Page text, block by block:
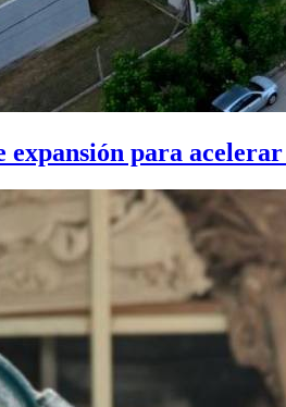
expansión para